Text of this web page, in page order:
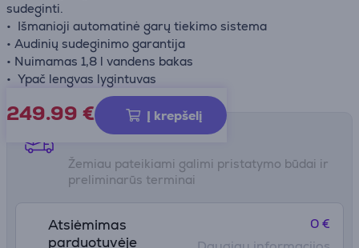
sudeginti.
• Išmanioji automatinė garų tiekimo sistema
• Audinių sudeginimo garantija
• Nuimamas 1,8 l vandens bakas
• Ypač lengvas lygintuvas
249.99 € Į krepšelį
Pristatymo būdai
Žemiau pateikiami galimi pristatymo būdai ir
preliminarūs terminai
Atsiėmimas
parduotuvėje
0 €